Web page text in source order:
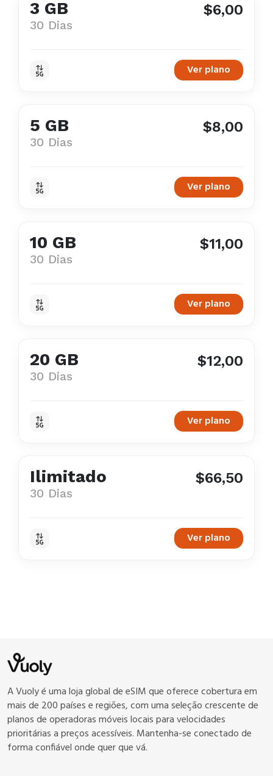
3 GB
30 Dias
$6,00
Ver plano
5 GB
30 Dias
$8,00
Ver plano
10 GB
30 Dias
$11,00
Ver plano
20 GB
30 Dias
$12,00
Ver plano
Ilimitado
30 Dias
$66,50
Ver plano
A Vuoly é uma loja global de eSIM que oferece cobertura em
mais de 200 países e regiões, com uma seleção crescente de
planos de operadoras móveis locais para velocidades
prioritárias a preços acessíveis. Mantenha-se conectado de
forma confiável onde quer que vá.